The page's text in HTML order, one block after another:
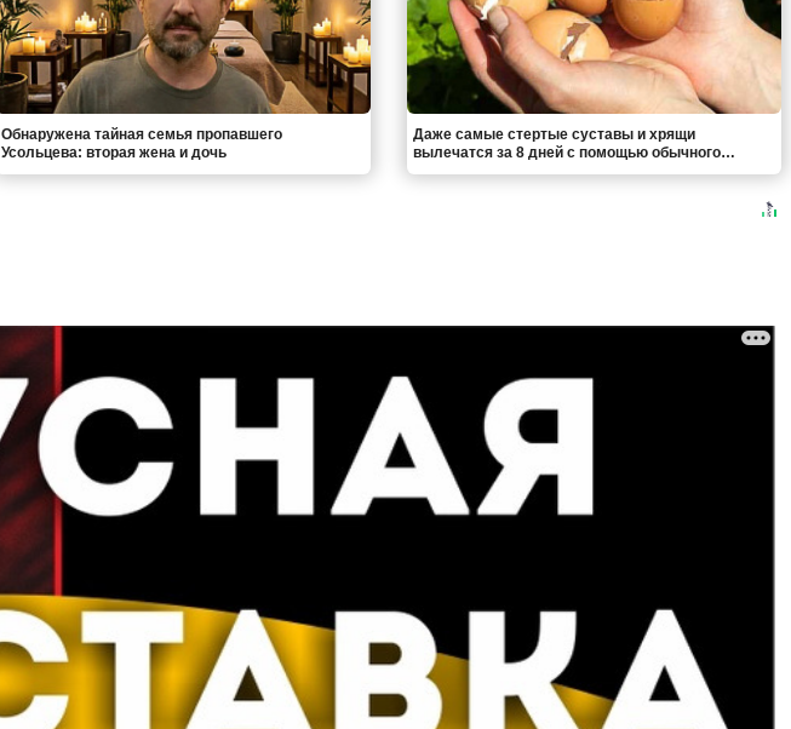
Обнаружена тайная семья пропавшего
Усольцева: вторая жена и дочь
Даже самые стертые суставы и хрящи
вылечатся за 8 дней с помощью обычного…